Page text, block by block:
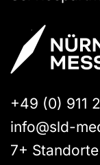
+49 (0) 911
info@sld-
7+ Standorte